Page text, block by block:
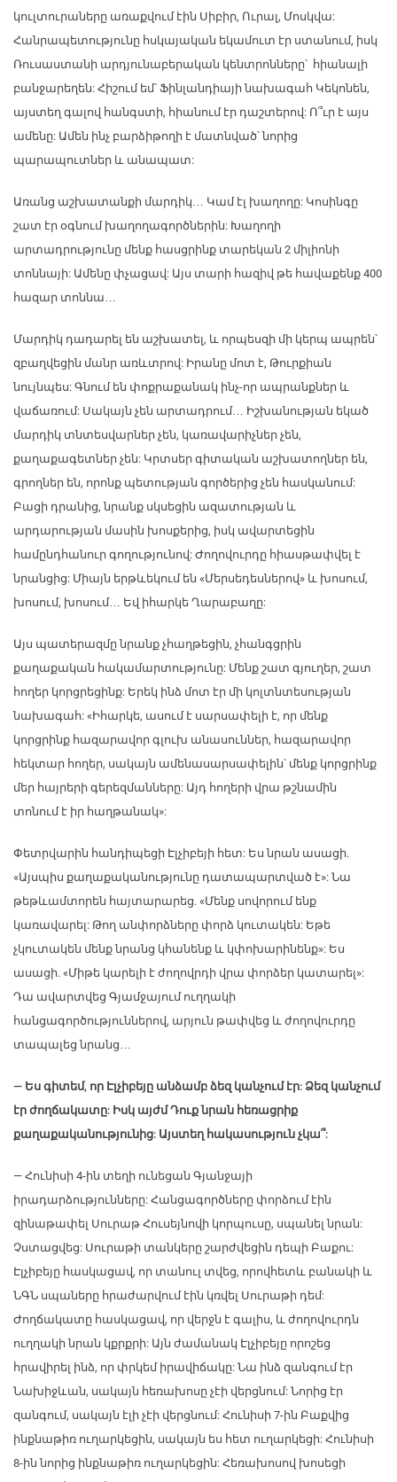
կուլտուրաները առաքվում էին Սիբիր, Ուրալ, Մոսկվա:
Հանրապետությունը հսկայական եկամուտ էր ստանում, իսկ
Ռուսաստանի արդյունաբերական կենտրոնները՝ հիանալի
բանջարեղեն: Հիշում եմ՝ Ֆինլանդիայի նախագահ Կեկոնեն,
այստեղ գալով հանգստի, հիանում էր դաշտերով: Ո՞ւր է այս
ամենը: Ամեն ինչ բարձիթողի է մատնված՝ նորից
պարապուտներ և անապատ:
Առանց աշխատանքի մարդիկ… Կամ էլ խաղողը: Կոսինգը
շատ էր օգնում խաղողագործներին: Խաղողի
արտադրությունը մենք հասցրինք տարեկան 2 միլիոնի
տոննայի: Ամենը փչացավ: Այս տարի հազիվ թե հավաքենք 400
հազար տոննա…
Մարդիկ դադարել են աշխատել, և որպեսզի մի կերպ ապրեն՝
զբաղվեցին մանր առևտրով: Իրանը մոտ է, Թուրքիան
նույնպես: Գնում են փոքրաքանակ ինչ-որ ապրանքներ և
վաճառում: Սակայն չեն արտադրում… Իշխանության եկած
մարդիկ տնտեսվարներ չեն, կառավարիչներ չեն,
քաղաքագետներ չեն: Կրտսեր գիտական աշխատողներ են,
գրողներ են, որոնք պետության գործերից չեն հասկանում:
Բացի դրանից, նրանք սկսեցին ազատության և
արդարության մասին խոսքերից, իսկ ավարտեցին
համընդհանուր գողությունով: Ժողովուրդը հիասթափվել է
նրանցից: Միայն երթևեկում են «Մերսեդեսներով» և խոսում,
խոսում, խոսում… Եվ իհարկե Ղարաբաղը:
Այս պատերազմը նրանք չհաղթեցին, չհանգցրին
քաղաքական հակամարտությունը: Մենք շատ գյուղեր, շատ
հողեր կորցրեցինք: Երեկ ինձ մոտ էր մի կոլտնտեսության
նախագահ: «Իհարկե, ասում է սարսափելի է, որ մենք
կորցրինք հազարավոր գլուխ անասուններ, հազարավոր
հեկտար հողեր, սակայն ամենասարսափելին՝ մենք կորցրինք
մեր հայրերի գերեզմանները: Այդ հողերի վրա թշնամին
տոնում է իր հաղթանակ»:
Փետրվարին հանդիպեցի Էլչիբեյի հետ: Ես նրան ասացի.
«Այսպիս քաղաքականությունը դատապարտված է»: Նա
թեթևամտորեն հայտարարեց. «Մենք սովորում ենք
կառավարել: Թող անփորձները փորձ կուտակեն: Եթե
չկուտակեն մենք նրանց կհանենք և կփոխարինենք»: Ես
ասացի. «Միթե կարելի է ժողովրդի վրա փորձեր կատարել»:
Դա ավարտվեց Գյամջայում ուղղակի
հանցագործություններով, արյուն թափվեց և ժողովուրդը
տապալեց նրանց…
— Ես գիտեմ, որ Էլչիբեյը անձամբ ձեզ կանչում էր: Ձեզ կանչում
էր ժողճակատը: Իսկ այժմ Դուք նրան հեռացրիք
քաղաքականությունից: Այստեղ հակասություն չկա՞:
— Հունիսի 4-ին տեղի ունեցան Գյանջայի
իրադարձությունները: Հանցագործները փորձում էին
զինաթափել Սուրաթ Հուսեյնովի կորպուսը, սպանել նրան:
Չստացվեց: Սուրաթի տանկերը շարժվեցին դեպի Բաքու:
Էլչիբեյը հասկացավ, որ տանուլ տվեց, որովհետև բանակի և
ՆԳՆ սպաները հրաժարվում էին կռվել Սուրաթի դեմ:
Ժողճակատը հասկացավ, որ վերջն է գալիս, և ժողովուրդն
ուղղակի նրան կքրքրի: Այն ժամանակ Էլչիբեյը որոշեց
հրավիրել ինձ, որ փրկեմ իրավիճակը: Նա ինձ զանգում էր
Նախիջևան, սակայն հեռախոսը չէի վերցնում: Նորից էր
զանգում, սակայն էլի չէի վերցնում: Հունիսի 7-ին Բաքվից
ինքնաթիռ ուղարկեցին, սակայն ես հետ ուղարկեցի: Հունիսի
8-ին նորից ինքնաթիռ ուղարկեցին: Հեռախոսով խոսեցի